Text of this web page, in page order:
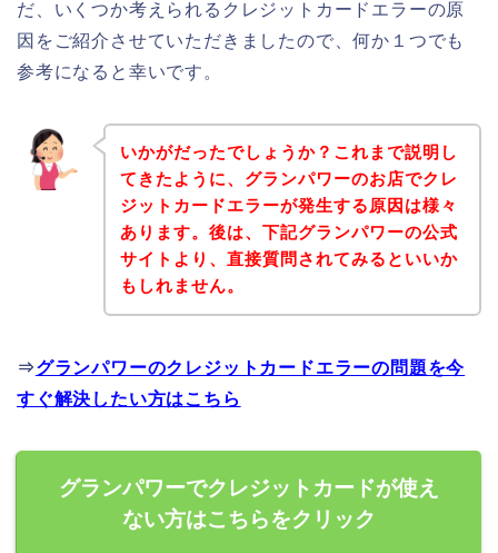
だ、いくつか考えられるクレジットカードエラーの原
因をご紹介させていただきましたので、何か１つでも
参考になると幸いです。
いかがだったでしょうか？これまで説明し
てきたように、グランパワーのお店でクレ
ジットカードエラーが発生する原因は様々
あります。後は、下記グランパワーの公式
サイトより、直接質問されてみるといいか
もしれません。
⇒グランパワーのクレジットカードエラーの問題を今
すぐ解決したい方はこちら
グランパワーでクレジットカードが使え
ない方はこちらをクリック